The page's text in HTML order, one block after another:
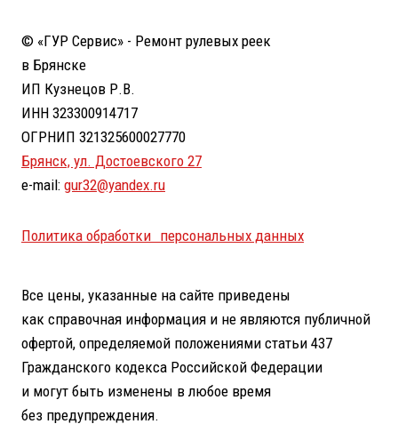
© «ГУР Сервис» - Ремонт рулевых реек
в Брянске
ИП Кузнецов Р.В.
ИНН 323300914717
ОГРНИП 321325600027770
Брянск, ул. Достоевского 27
e-mail: gur32@yandex.ru
Политика обработки персональных данных
Все цены, указанные на сайте приведены
как справочная информация и не являются публичной
офертой, определяемой положениями статьи 437
Гражданского кодекса Российской Федерации
и могут быть изменены в любое время
без предупреждения.